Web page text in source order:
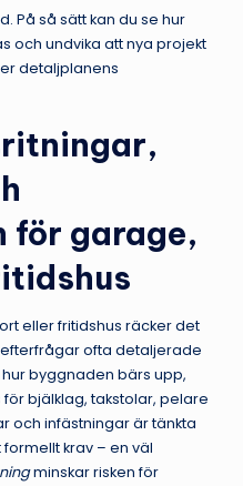
På så sätt kan du se hur
och undvika att nya projekt
detaljplanens
för garage,
eller fritidshus räcker det
ofta detaljerade
byggnaden bärs upp,
bjälklag, takstolar, pelare
och infästningar är tänkta
krav – en väl
minskar risken för